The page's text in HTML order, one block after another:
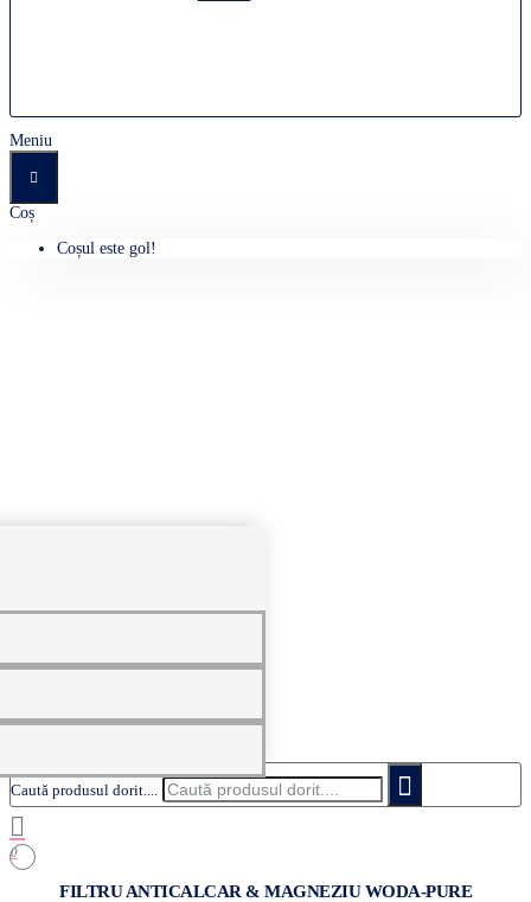
Meniu
Coș
Coșul este gol!
Caută produsul dorit....
0
FILTRU ANTICALCAR & MAGNEZIU WODA-PURE